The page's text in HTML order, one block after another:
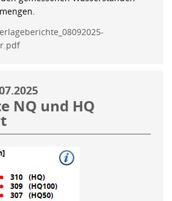
NQ und HQ